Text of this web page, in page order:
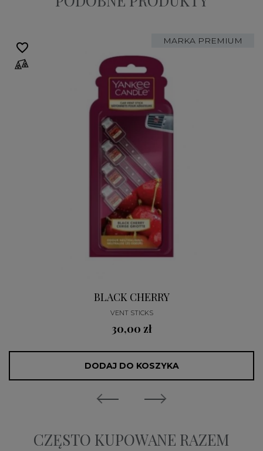
MARKA PREMIUM
BLACK CHERRY
VENT STICKS
30,00 zł
DODAJ DO KOSZYKA
favorite_border
CZĘSTO KUPOWANE RAZEM